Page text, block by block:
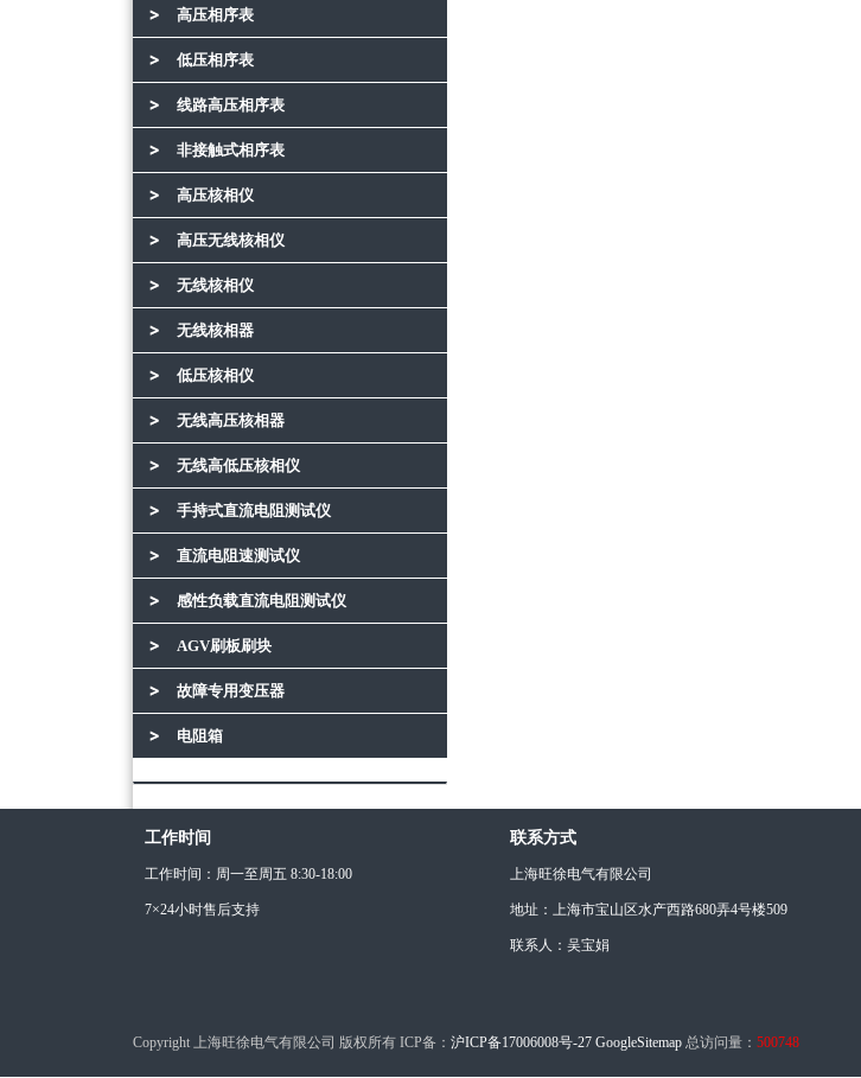
高压相序表
低压相序表
线路高压相序表
非接触式相序表
高压核相仪
高压无线核相仪
无线核相仪
无线核相器
低压核相仪
无线高压核相器
无线高低压核相仪
手持式直流电阻测试仪
直流电阻速测试仪
感性负载直流电阻测试仪
AGV刷板刷块
故障专用变压器
电阻箱
工作时间
工作时间：周一至周五 8:30-18:00
7×24小时售后支持
联系方式
上海旺徐电气有限公司
地址：上海市宝山区水产西路680弄4号楼509
联系人：吴宝娟
Copyright 上海旺徐电气有限公司 版权所有 ICP备： 沪ICP备17006008号-27 GoogleSitemap 总访问量： 500748